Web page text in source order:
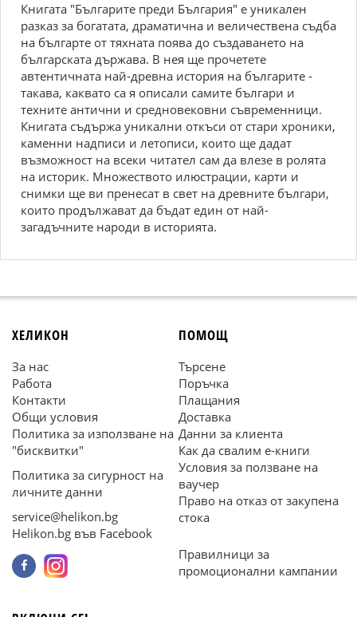
Книгата "Българите преди България" е уникален
разказ за богатата, драматична и величествена съдба
на българте от тяхната поява до създаването на
българската държава. В нея ще прочетете
автентичната най-древна история на българите -
такава, каквато са я описали самите българи и
техните антични и средновековни съвременници.
Книгата съдържа уникални откъси от стари хроники,
каменни надписи и летописи, които ще дадат
възможност на всеки читател сам да влезе в ролята
на историк. Множеството илюстрации, карти и
снимки ще ви пренесат в свет на древните българи,
които продължават да бъдат един от най-
загадъчните народи в историята.
ХЕЛИКОН
За нас
Работа
Контакти
Общи условия
Политика за използване на
"бисквитки"
Политика за сигурност на
личните данни
service@helikon.bg
Helikon.bg във Facebook
ПОМОЩ
Търсене
Поръчка
Плащания
Доставка
Данни за клиента
Как да свалим е-книги
Условия за ползване на
ваучер
Право на отказ от закупена
стока
Правилници за
промоционални кампании